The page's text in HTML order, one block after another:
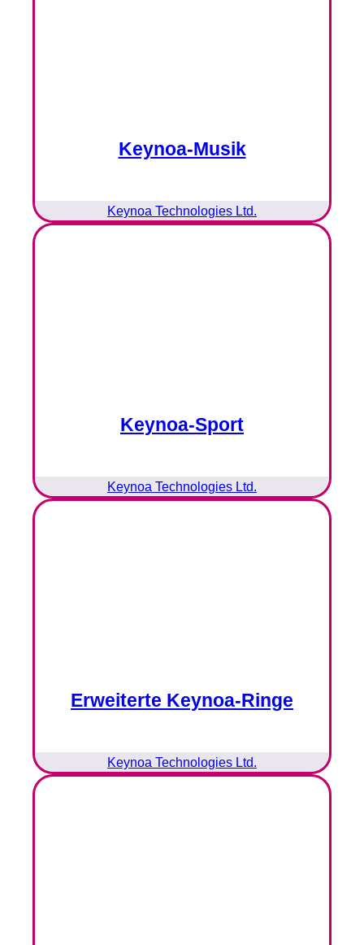
Keynoa-Musik
Keynoa Technologies Ltd.
Keynoa-Sport
Keynoa Technologies Ltd.
Erweiterte Keynoa-Ringe
Keynoa Technologies Ltd.